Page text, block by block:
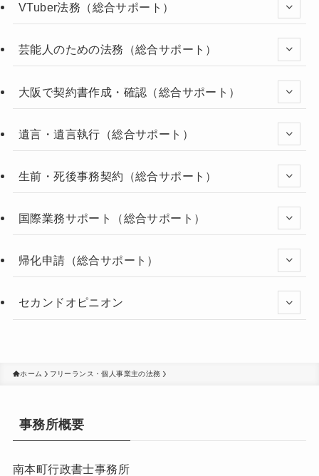
VTuber法務（総合サポート）
芸能人のための法務（総合サポート）
大阪で契約書作成・確認（総合サポート）
遺言・遺言執行（総合サポート）
生前・死後事務契約（総合サポート）
国際業務サポート（総合サポート）
帰化申請（総合サポート）
セカンドオピニオン
ホーム フリーランス・個人事業主の法務
事務所概要
南本町行政書士事務所